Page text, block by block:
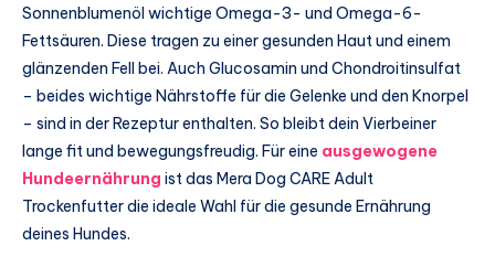
Sonnenblumenöl wichtige Omega-3- und Omega-6-
Fettsäuren. Diese tragen zu einer gesunden Haut und einem
glänzenden Fell bei. Auch Glucosamin und Chondroitinsulfat
– beides wichtige Nährstoffe für die Gelenke und den Knorpel
– sind in der Rezeptur enthalten. So bleibt dein Vierbeiner
lange fit und bewegungsfreudig. Für eine ausgewogene
Hundeernährung ist das Mera Dog CARE Adult
Trockenfutter die ideale Wahl für die gesunde Ernährung
deines Hundes.